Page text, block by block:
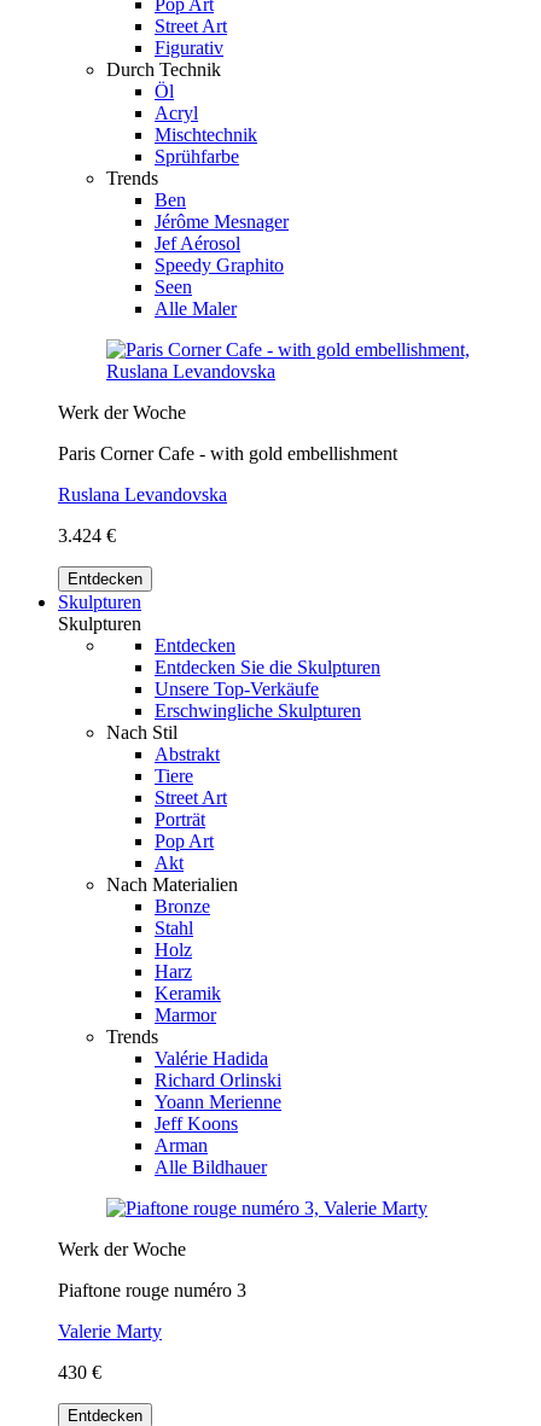
Street Art
Figurativ
Durch Technik
Öl
Acryl
Mischtechnik
Sprühfarbe
Trends
Ben
Jérôme Mesnager
Jef Aérosol
Speedy Graphito
Seen
Alle Maler
Werk der Woche
Paris Corner Cafe - with gold embellishment
Ruslana Levandovska
3.424 €
Entdecken
Skulpturen
Skulpturen
Entdecken
Entdecken Sie die Skulpturen
Unsere Top-Verkäufe
Erschwingliche Skulpturen
Nach Stil
Abstrakt
Tiere
Street Art
Porträt
Pop Art
Akt
Nach Materialien
Bronze
Stahl
Holz
Harz
Keramik
Marmor
Trends
Valérie Hadida
Richard Orlinski
Yoann Merienne
Jeff Koons
Arman
Alle Bildhauer
Werk der Woche
Piaftone rouge numéro 3
Valerie Marty
430 €
Entdecken